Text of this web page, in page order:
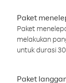
Paket
Paket
melakukan
untuk durasi
Paket